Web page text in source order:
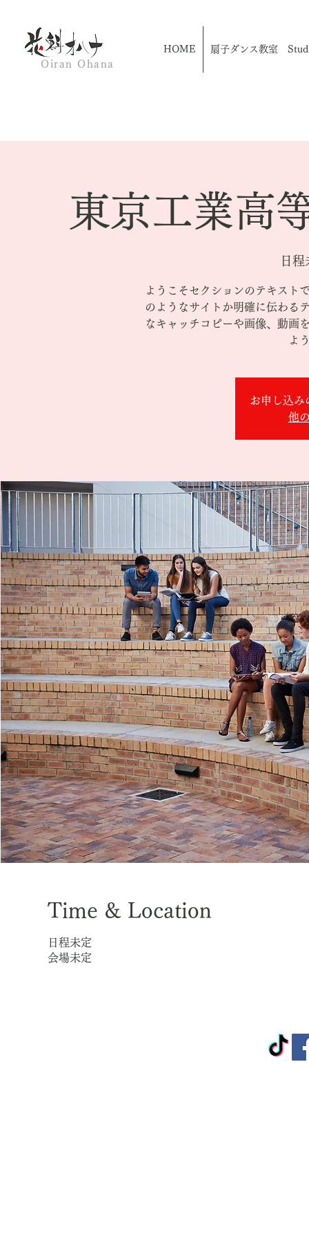
Oiran Ohana
HOME 扇子ダンス教室
東京工業高
日程
ようこそセクションのテキスト
のようなサイトか明確に伝わる
なキャッチコピーや画像、動画
よ
お申し込み
他
Time & Location
日程未定
会場未定